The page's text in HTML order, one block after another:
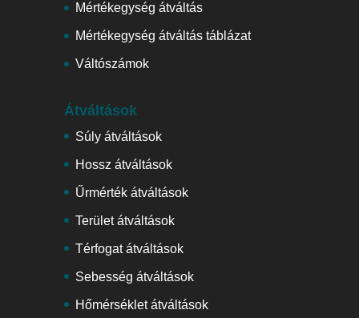
Mértékegység átváltás
Mértékegység átváltás táblázat
Váltószámok
Átváltások
Súly átváltások
Hossz átváltások
Űrmérték átváltások
Terület átváltások
Térfogat átváltások
Sebesség átváltások
Hőmérséklet átváltások